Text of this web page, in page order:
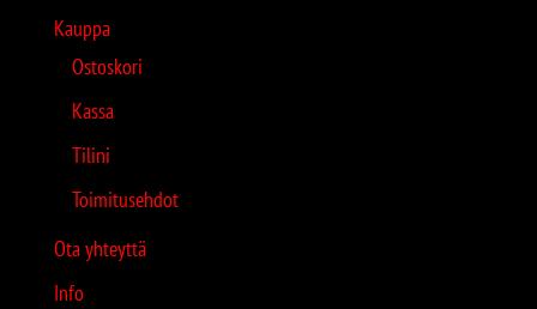
Kauppa
Ostoskori
Kassa
Tilini
Toimitusehdot
Ota yhteyttä
Info